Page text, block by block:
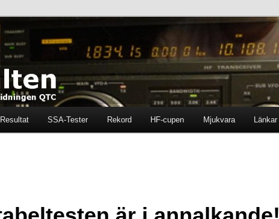
i tidningen QTC
Resultat SSA-Tester Rekord HF-cupen Mjukvara Länkar